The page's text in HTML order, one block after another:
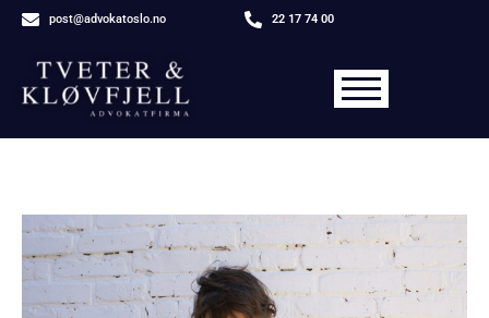
post@advokatoslo.no 22 17 74 00